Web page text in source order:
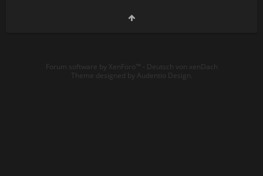
Forum software by XenForo™ - Deutsch von xenDach
Theme designed by Audentio Design.